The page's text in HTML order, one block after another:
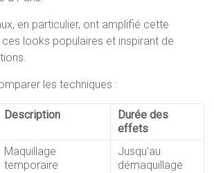
en particulier, ont amplifié cette
ces looks populaires et inspirant de
les techniques :
Description
Durée des
effets
Maquillage
temporaire
Jusqu’au
démaquillage